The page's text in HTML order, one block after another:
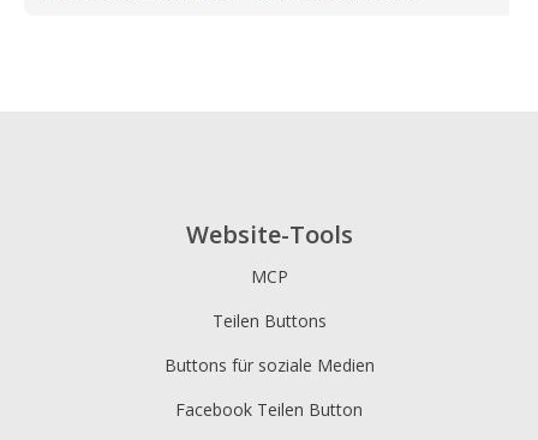
Website-Tools
MCP
Teilen Buttons
Buttons für soziale Medien
Facebook Teilen Button